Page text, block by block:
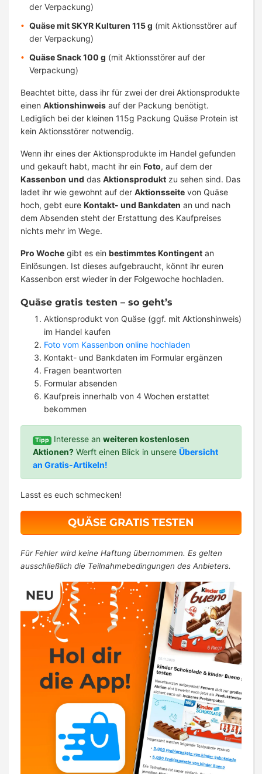
der Verpackung)
Quäse mit SKYR Kulturen 115 g (mit Aktionsstörer auf
der Verpackung)
Quäse Snack 100 g (mit Aktionsstörer auf der
Verpackung)
Beachtet bitte, dass ihr für zwei der drei Aktionsprodukte
einen Aktionshinweis auf der Packung benötigt.
Lediglich bei der kleinen 115g Packung Quäse Protein ist
kein Aktionsstörer notwendig.
Wenn ihr eines der Aktionsprodukte im Handel gefunden
und gekauft habt, macht ihr ein Foto, auf dem der
Kassenbon und das Aktionsprodukt zu sehen sind. Das
ladet ihr wie gewohnt auf der Aktionsseite von Quäse
hoch, gebt eure Kontakt- und Bankdaten an und nach
dem Absenden steht der Erstattung des Kaufpreises
nichts mehr im Wege.
Pro Woche gibt es ein bestimmtes Kontingent an
Einlösungen. Ist dieses aufgebraucht, könnt ihr euren
Kassenbon erst wieder in der Folgewoche hochladen.
Quäse gratis testen – so geht’s
Aktionsprodukt von Quäse (ggf. mit Aktionshinweis)
im Handel kaufen
Foto vom Kassenbon online hochladen
Kontakt- und Bankdaten im Formular ergänzen
Fragen beantworten
Formular absenden
Kaufpreis innerhalb von 4 Wochen erstattet
bekommen
Tipp Interesse anweiteren kostenlosen
Aktionen? Werft einen Blick in unsere Übersicht
an Gratis-Artikeln!
Lasst es euch schmecken!
QUÄSE GRATIS TESTEN
Für Fehler wird keine Haftung übernommen. Es gelten
ausschließlich die Teilnahmebedingungen des Anbieters.